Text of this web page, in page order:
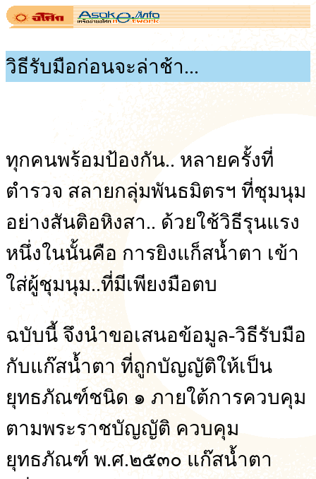
วิธีรับมือก่อนจะล่าช้า...
ทุกคนพร้อมป้องกัน.. หลายครั้งที่
ตำรวจ สลายกลุ่มพันธมิตรฯ ที่ชุมนุม
อย่างสันติอหิงสา.. ด้วยใช้วิธีรุนแรง
หนึ่งในนั้นคือ การยิงแก็สน้ำตา เข้า
ใส่ผู้ชุมนุม..ที่มีเพียงมือตบ
ฉบับนี้ จึงนำขอเสนอข้อมูล-วิธีรับมือ
กับแก๊สน้ำตา ที่ถูกบัญญัติให้เป็น
ยุทธภัณฑ์ชนิด ๑ ภายใต้การควบคุม
ตามพระราชบัญญัติ ควบคุม
ยุทธภัณฑ์ พ.ศ.๒๕๓๐ แก๊สน้ำตา